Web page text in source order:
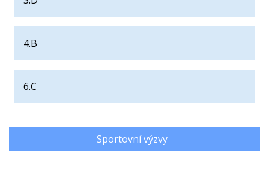
4.B
6.C
Sportovní výzvy